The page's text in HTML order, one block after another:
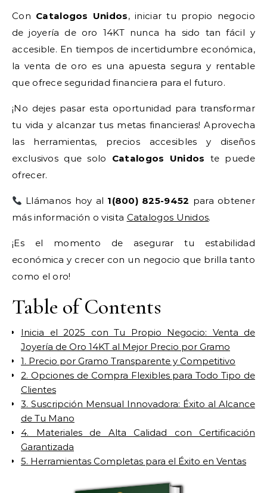
Con Catalogos Unidos, iniciar tu propio negocio
de joyería de oro 14KT nunca ha sido tan fácil y
accesible. En tiempos de incertidumbre económica,
la venta de oro es una apuesta segura y rentable
que ofrece seguridad financiera para el futuro.
¡No dejes pasar esta oportunidad para transformar
tu vida y alcanzar tus metas financieras! Aprovecha
las herramientas, precios accesibles y diseños
exclusivos que solo Catalogos Unidos te puede
ofrecer.
Llámanos hoy al 1(800) 825-9452 para obtener
más información o visita Catalogos Unidos.
¡Es el momento de asegurar tu estabilidad
económica y crecer con un negocio que brilla tanto
como el oro!
Table of Contents
Inicia el 2025 con Tu Propio Negocio: Venta de
Joyería de Oro 14KT al Mejor Precio por Gramo
1. Precio por Gramo Transparente y Competitivo
2. Opciones de Compra Flexibles para Todo Tipo de
Clientes
3. Suscripción Mensual Innovadora: Éxito al Alcance
de Tu Mano
4. Materiales de Alta Calidad con Certificación
Garantizada
5. Herramientas Completas para el Éxito en Ventas